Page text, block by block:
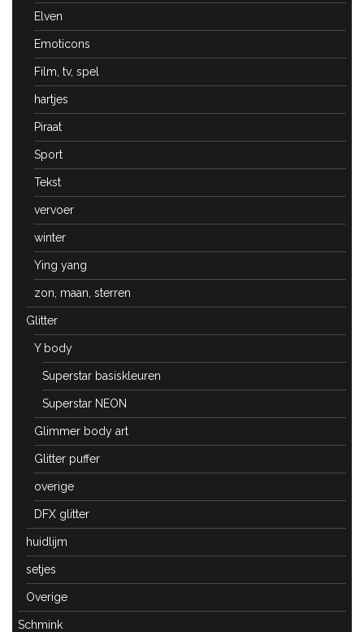
Elven
Emoticons
Film, tv, spel
hartjes
Piraat
Sport
Tekst
vervoer
winter
Ying yang
zon, maan, sterren
Glitter
Y body
Superstar basiskleuren
Superstar NEON
Glimmer body art
Glitter puffer
overige
DFX glitter
huidlijm
setjes
Overige
Schmink